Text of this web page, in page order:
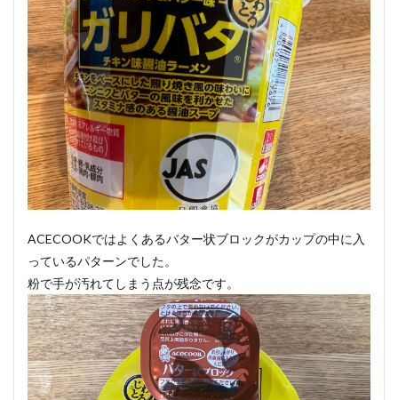
ACECOOKではよくあるバター状ブロックがカップの中に入
っているパターンでした。
粉で手が汚れてしまう点が残念です。